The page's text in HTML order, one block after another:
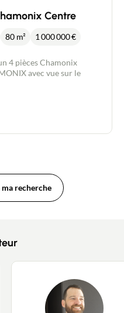
Centre
80 m² 1 000 000€
4 pièces Chamonix
sur le
recherche